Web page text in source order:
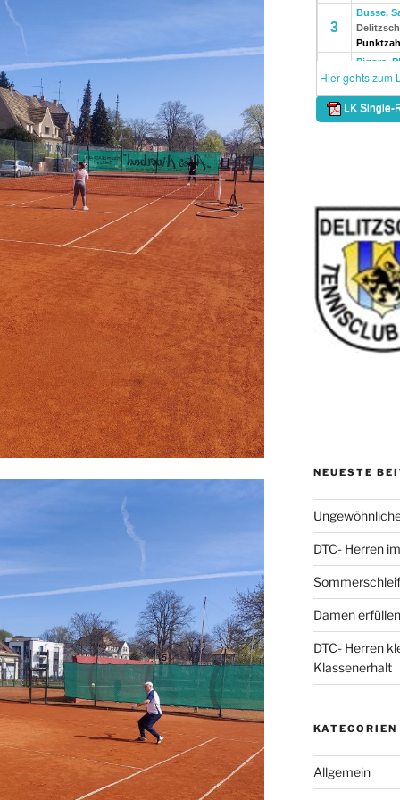
NEUESTE
DTC- Herren
Damen
DTC- Herren
Klassenerhalt
KATEGORIEN
Allgemein